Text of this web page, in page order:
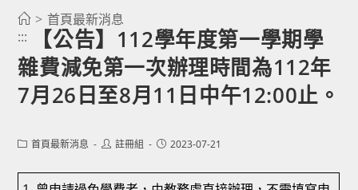
> 首頁最新消息
:::
【公告】112學年度第一學期學
雜費減免第一次辦理時間為112年
7月26日至8月11日中午12:00止。
Post首頁最新消息
Post註冊組
Post2023-07-21